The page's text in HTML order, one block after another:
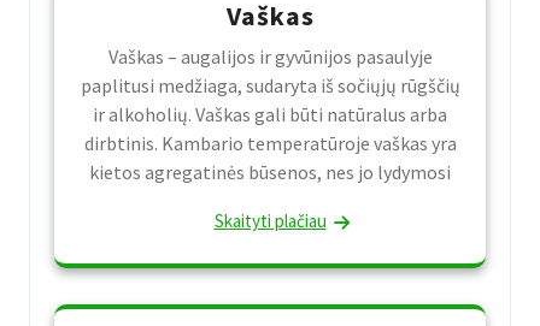
Vaškas
Vaškas – augalijos ir gyvūnijos pasaulyje
paplitusi medžiaga, sudaryta iš sočiųjų rūgščių
ir alkoholių. Vaškas gali būti natūralus arba
dirbtinis. Kambario temperatūroje vaškas yra
kietos agregatinės būsenos, nes jo lydymosi
Skaityti plačiau